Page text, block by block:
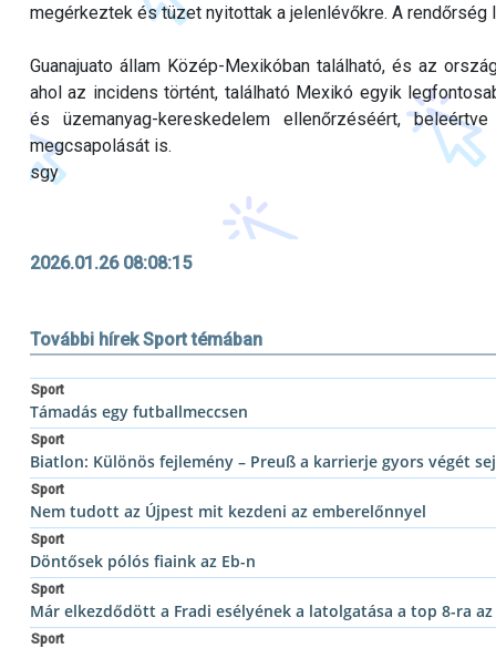
megérkeztek és tüzet nyitottak a jelenlévőkre. A
Guanajuato állam Közép-Mexikóban található, és az
ahol az incidens történt, található Mexikó egyik
és üzemanyag-kereskedelem ellenőrzéséért,
megcsapolását is.
sgy
2026.01.26 08:08:15
További hírek Sport témában
Sport
Támadás egy futballmeccsen
Sport
Biatlon: Különös fejlemény – Preuß a karrierje gyors végét
Sport
Nem tudott az Újpest mit kezdeni az emberelőnnyel
Sport
Döntősek pólós fiaink az Eb-n
Sport
Már elkezdődött a Fradi esélyének a latolgatása a top 8-ra
Sport